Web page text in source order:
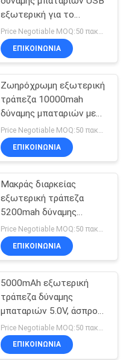
εξωτερική για το
τηλέφωνο
Price Negotiable MOQ:50 πακέτα
ΕΠΙΚΟΙΝΩΝΊΑ
Ζωηρόχρωμη εξωτερική
τράπεζα 10000mah
δύναμης μπαταριών με
το διπλό λιμένα Usb για
Ipad
ΕΠΙΚΟΙΝΩΝΊΑ
Μακράς διαρκείας
εξωτερική τράπεζα
5200mah δύναμης
μπαταριών με το
οδηγημένο φως για το
κινητό τηλέφωνο
ΕΠΙΚΟΙΝΩΝΊΑ
5000mAh εξωτερική
τράπεζα δύναμης
μπαταριών 5.0V, άσπρος
φορτιστής μπαταριών
έκτακτης ανάγκης
ΕΠΙΚΟΙΝΩΝΊΑ